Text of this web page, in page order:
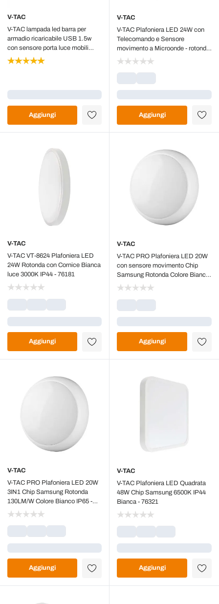
V-TAC
V-TAC lampada led barra per
armadio ricaricabile USB 1.5w
con sensore porta luce mobili
colore nero 3000k sku 2960
Aggiungi
V-TAC
V-TAC Plafoniera LED 24W con
Telecomando e Sensore
movimento a Microonde - rotonda
di Colore Bianco 4000K IP44 -
Aggiungi
V-TAC
V-TAC VT-8624 Plafoniera LED
24W Rotonda con Cornice Bianca
luce 3000K IP44 - 76181
Aggiungi
V-TAC
V-TAC PRO Plafoniera LED 20W
con sensore movimento Chip
Samsung Rotonda Colore Bianco
3in1 IP65 - 804-24
Aggiungi
V-TAC
V-TAC PRO Plafoniera LED 20W
3IN1 Chip Samsung Rotonda
130LM/W Colore Bianco IP65 -
801-24
Aggiungi
V-TAC
V-TAC Plafoniera LED Quadrata
48W Chip Samsung 6500K IP44
Bianca - 76321
Aggiungi